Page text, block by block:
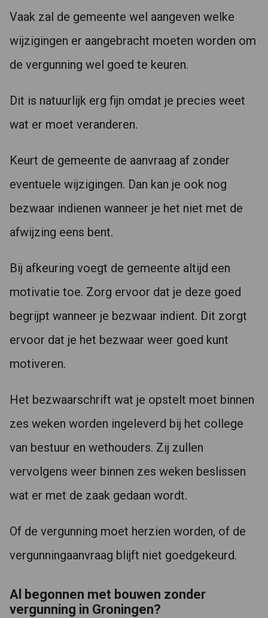
Vaak zal de gemeente wel aangeven welke
wijzigingen er aangebracht moeten worden om
de vergunning wel goed te keuren.
Dit is natuurlijk erg fijn omdat je precies weet
wat er moet veranderen.
Keurt de gemeente de aanvraag af zonder
eventuele wijzigingen. Dan kan je ook nog
bezwaar indienen wanneer je het niet met de
afwijzing eens bent.
Bij afkeuring voegt de gemeente altijd een
motivatie toe. Zorg ervoor dat je deze goed
begrijpt wanneer je bezwaar indient. Dit zorgt
ervoor dat je het bezwaar weer goed kunt
motiveren.
Het bezwaarschrift wat je opstelt moet binnen
zes weken worden ingeleverd bij het college
van bestuur en wethouders. Zij zullen
vervolgens weer binnen zes weken beslissen
wat er met de zaak gedaan wordt.
Of de vergunning moet herzien worden, of de
vergunningaanvraag blijft niet goedgekeurd.
Al begonnen met bouwen zonder
vergunning in Groningen?